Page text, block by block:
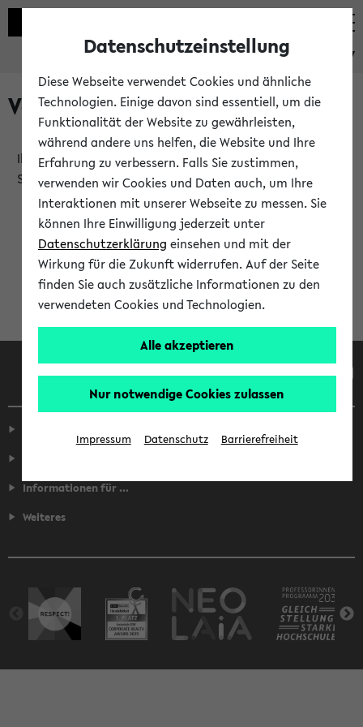
eKVV
Verlauf
Ihr Verlauf ist leer. Er wird sich im Verlauf Ihrer eKVV
Sitzung füllen.
Informationen für ...
Weiteres
Datenschutzeinstellung
Diese Webseite verwendet Cookies und ähnliche
Technologien. Einige davon sind essentiell, um die
Funktionalität der Website zu gewährleisten,
während andere uns helfen, die Website und Ihre
Erfahrung zu verbessern. Falls Sie zustimmen,
verwenden wir Cookies und Daten auch, um Ihre
Interaktionen mit unserer Webseite zu messen. Sie
können Ihre Einwilligung jederzeit unter
Datenschutzerklärung einsehen und mit der
Wirkung für die Zukunft widerrufen. Auf der Seite
finden Sie auch zusätzliche Informationen zu den
verwendeten Cookies und Technologien.
Alle akzeptieren
Nur notwendige Cookies zulassen
Impressum Datenschutz Barrierefreiheit